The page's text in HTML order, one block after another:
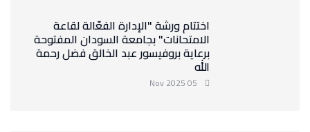
اختتام ورشة "الإدارة الفعّالة لقاعة
الامتحانات" بجامعة السودان المفتوحة
برعاية بروفيسور عبد الخالق فضل رحمة
الله